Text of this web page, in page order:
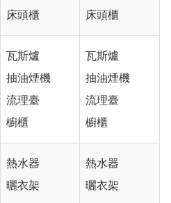
床頭櫃
床頭櫃
瓦斯爐
抽油煙機
流理臺
櫥櫃
瓦斯爐
抽油煙機
流理臺
櫥櫃
熱水器
曬衣架
熱水器
曬衣架